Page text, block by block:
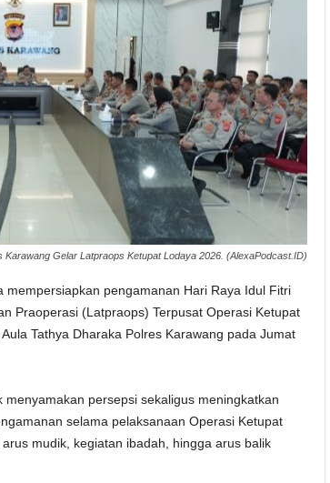
Karawang Gelar Latpraops Ketupat Lodaya 2026. (AlexaPodcast.ID)
pengamanan Hari Raya Idul Fitri
Praoperasi (Latpraops) Terpusat Operasi Ketupat
Tathya Dharaka Polres Karawang pada Jumat
persepsi sekaligus meningkatkan
selama pelaksanaan Operasi Ketupat
mudik, kegiatan ibadah, hingga arus balik